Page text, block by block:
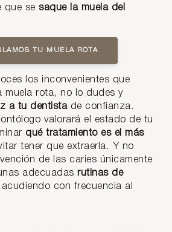
que se saque la muela del
TU MUELA ROTA
los inconvenientes que
muela rota, no lo dudes y
a tu dentistade confianza.
valorará el estado de tu
qué tratamiento es el más
tener que extraerla. Y no
de las caries únicamente
adecuadas rutinas de
con frecuencia al